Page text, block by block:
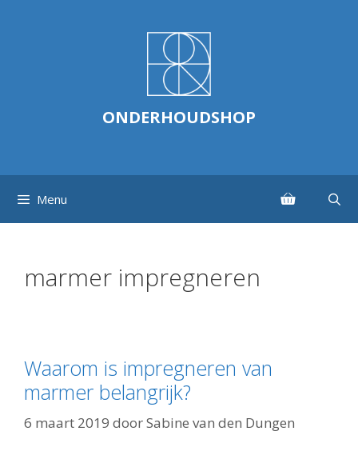
ONDERHOUDSHOP
Menu
marmer impregneren
Waarom is impregneren van
marmer belangrijk?
6 maart 2019 doorSabine van den Dungen